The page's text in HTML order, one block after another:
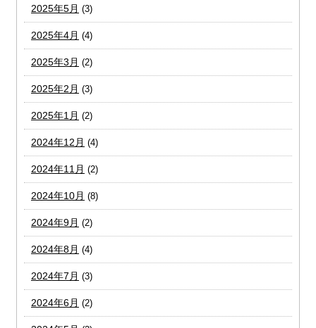
2025年5月 (3)
2025年4月 (4)
2025年3月 (2)
2025年2月 (3)
2025年1月 (2)
2024年12月 (4)
2024年11月 (2)
2024年10月 (8)
2024年9月 (2)
2024年8月 (4)
2024年7月 (3)
2024年6月 (2)